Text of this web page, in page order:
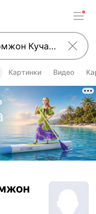
Картинки Видео